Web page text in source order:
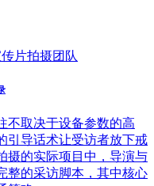
不取决于设备参数的高
引导话术让受访者放下戒
摄的实际项目中，导演与
整的采访脚本，其中核心